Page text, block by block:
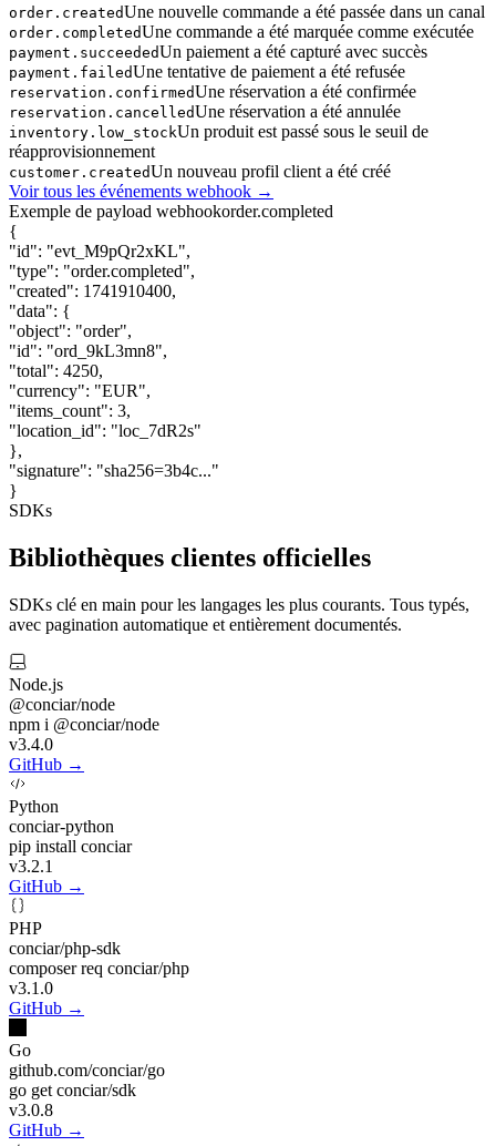
order.createdUne nouvelle commande a été passée dans un canal
order.completedUne commande a été marquée comme exécutée
payment.succeededUn paiement a été capturé avec succès
payment.failedUne tentative de paiement a été refusée
reservation.confirmedUne réservation a été confirmée
reservation.cancelledUne réservation a été annulée
inventory.low_stockUn produit est passé sous le seuil de
réapprovisionnement
customer.createdUn nouveau profil client a été créé
Voir tous les événements webhook →
Exemple de payload webhookorder.completed
{
"id": "evt_M9pQr2xKL",
"type": "order.completed",
"created": 1741910400,
"data": {
"object": "order",
"id": "ord_9kL3mn8",
"total": 4250,
"currency": "EUR",
"items_count": 3,
"location_id": "loc_7dR2s"
},
"signature": "sha256=3b4c..."
}
SDKs
Bibliothèques clientes officielles
SDKs clé en main pour les langages les plus courants. Tous typés,
avec pagination automatique et entièrement documentés.
Node.js
@conciar/node
npm i @conciar/node
v3.4.0
GitHub →
Python
conciar-python
pip install conciar
v3.2.1
GitHub →
PHP
conciar/php-sdk
composer req conciar/php
v3.1.0
GitHub →
Go
github.com/conciar/go
go get conciar/sdk
v3.0.8
GitHub →